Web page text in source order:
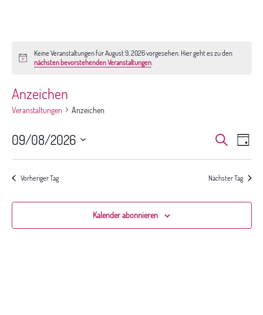
Hinweis
Keine Veranstaltungen für August 9, 2026 vorgesehen. Hier geht es zu den
nächsten bevorstehenden Veranstaltungen
Anzeichen
Veranstaltungen Anzeichen
Suche
und
Suche Tag
09/08/2026
Vorheriger Tag Nächster Tag
Kalender abonnieren